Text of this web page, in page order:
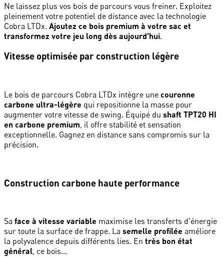
Ne laissez plus vos bois de parcours vous freiner. Exploitez
pleinement votre potentiel de distance avec la technologie
Cobra LTDx. Ajoutez ce bois premium à votre sac et
transformez votre jeu long dès aujourd'hui.
Vitesse optimisée par construction légère
Le bois de parcours Cobra LTDx intègre une couronne
carbone ultra-légère qui repositionne la masse pour
augmenter votre vitesse de swing. Équipé du shaft TPT20 HI
en carbone premium, il offre stabilité et sensation
exceptionnelle. Gagnez en distance sans compromis sur la
précision.
Construction carbone haute performance
Sa face à vitesse variable maximise les transferts d'énergie
sur toute la surface de frappe. La semelle profilée améliore
la polyvalence depuis différents lies. En très bon état
général, ce bois...